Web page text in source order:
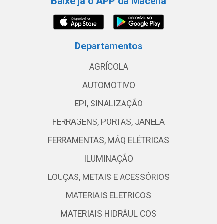
Departamentos
AGRÍCOLA
AUTOMOTIVO
EPI, SINALIZAÇÃO
FERRAGENS, PORTAS, JANELA
FERRAMENTAS, MÁQ ELÉTRICAS
ILUMINAÇÃO
LOUÇAS, METAIS E ACESSÓRIOS
MATERIAIS ELETRICOS
MATERIAIS HIDRÁULICOS